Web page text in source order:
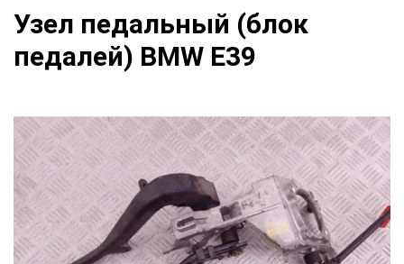
Узел педальный (блок
педалей) BMW E39